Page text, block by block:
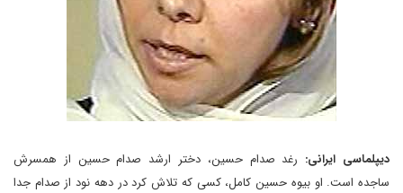
دیپلماسی ایرانی: رغد صدام حسین، دختر ارشد صدام حسین از همسرش
ساجده است. او بیوه حسین کامل، کسی که تلاش کرد در دهه نود از صدام جدا